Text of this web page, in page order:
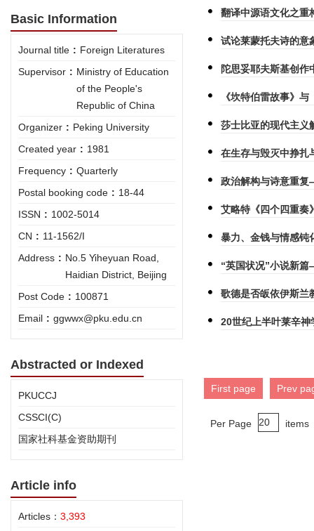
Basic Information
Journal title : Foreign Literatures
Supervisor : Ministry of Education
of the People's
Republic of China
Organizer : Peking University
Created year : 1981
Frequency : Quarterly
Postal booking code : 18-44
ISSN : 1002-5014
CN : 11-1562/I
Address : No.5 Yiheyuan Road,
Haidian District, Beijing
Post Code : 100871
Email : ggwwx@pku.edu.cn
Abstracted or Indexed
PKUCCJ
CSSCI(C)
国家社科基金资助期刊
Article info
Articles： 3,393
翻译中源语文化之重
试论莱蒙托夫诗的意
陀思妥耶夫斯基创作
《坎特伯雷故事》
莎士比亚的现代主义
在生存与毁灭中挣
政治解构与诗意重
艾略特《四个四重奏
暴力、金钱与情感
“英国状况”小说新
歌德是否皈依伊斯兰
20世纪上半叶莱辛神
First page Prev
Per Page items